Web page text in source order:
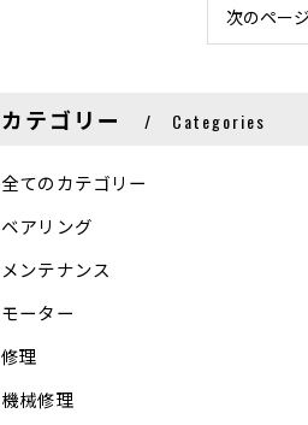
次のペー
カテゴリー Categories
全てのカテゴリー
ベアリング
メンテナンス
モーター
修理
機械修理